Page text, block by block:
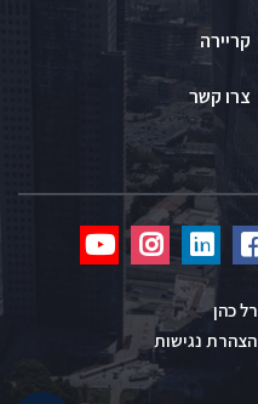
Click
redirect
our
Facebook
Click
to
redirect
our
Linkedin
profile
Click
to
redirect
our
Instagram
profile
Click
Youtube
profile
הצהרת נגישות
קריירה
צרו קשר